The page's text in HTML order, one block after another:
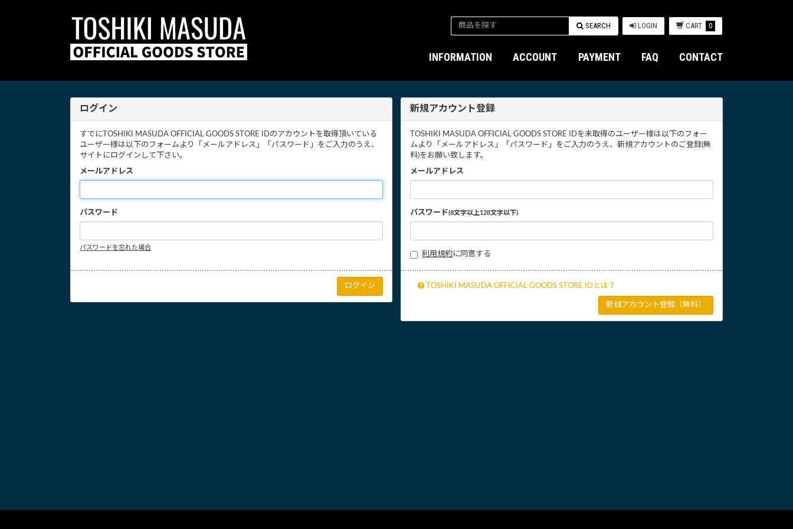
SEARCH LOGIN CART 0
INFORMATION ACCOUNT PAYMENT FAQ CONTACT
ログイン
すでにTOSHIKI MASUDA OFFICIAL GOODS STORE IDのアカウントを取得頂いている
ユーザー様は以下のフォームより「メールアドレス」「パスワード」をご入力のうえ、
サイトにログインして下さい。
メールアドレス
パスワード
パスワードを忘れた場合
新規アカウント登録
TOSHIKI MASUDA OFFICIAL GOODS STORE IDを未取得のユーザー様は以下のフォー
ムより「メールアドレス」「パスワード」をご入力のうえ、新規アカウントのご登録(無
料)をお願い致します。
メールアドレス
パスワード(8文字以上128文字以下)
利用規約に同意する
TOSHIKI MASUDA OFFICIAL GOODS STORE IDとは？